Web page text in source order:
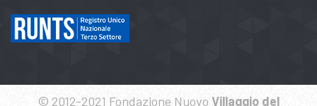
© 2012-2021 Fondazione Nuovo Villaggio del